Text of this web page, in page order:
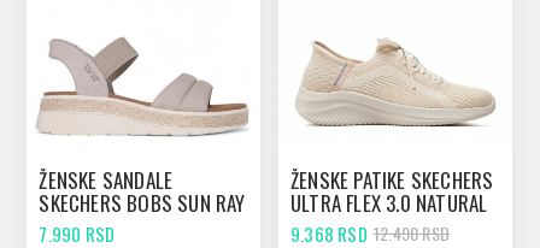
ŽENSKE SANDALE
SKECHERS BOBS SUN RAY
TAUPE
7.990 RSD
ŽENSKE PATIKE SKECHERS
ULTRA FLEX 3.0 NATURAL
9.368 RSD 12.490 RSD